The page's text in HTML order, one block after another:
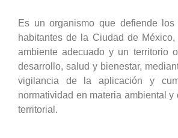
Es un organismo que defiende
habitantes de la Ciudad de
ambiente adecuado y un territorio
desarrollo, salud y bienestar,
vigilancia de la aplicación y
normatividad en materia ambiental y
territorial.